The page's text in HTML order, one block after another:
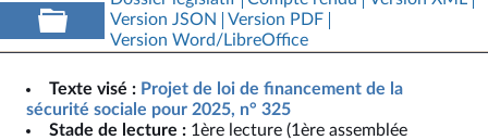
Version JSON
Version PDF
Version Word/LibreOffice
Texte visé : Projet de loi de financement de la
sécurité sociale pour 2025, n° 325
Stade de lecture : 1ère lecture (1ère assemblée